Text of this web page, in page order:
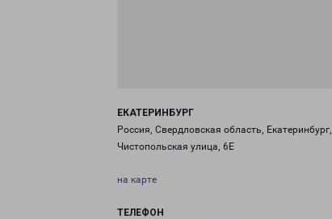
ЕКАТЕРИНБУРГ
Россия, Свердловская область, Екатеринбург,
Чистопольская улица, 6Е
на карте
ТЕЛЕФОН